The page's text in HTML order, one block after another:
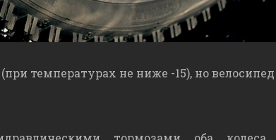
температурах не ниже -15), но